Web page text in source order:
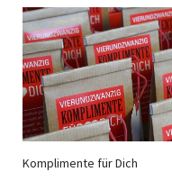
Komplimente für Dich